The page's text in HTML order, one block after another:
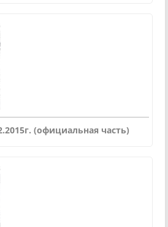
(официальная часть)